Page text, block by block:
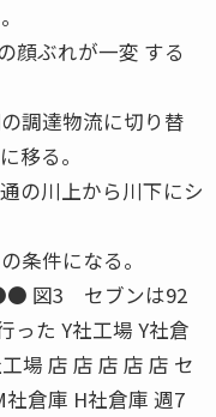
顔ぶれが一変 する
調達物流に切り替
移る。
の川上から川下にシ
条件になる。
図3 セブンは92
った Y社工場 Y社倉
場 店 店 店 店 店 セ
倉庫 H社倉庫 週7